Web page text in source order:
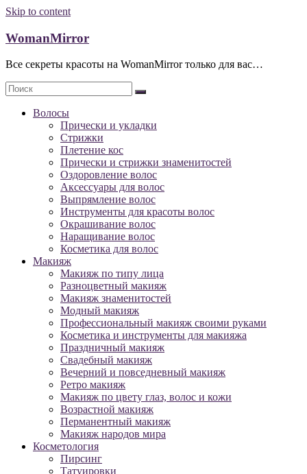
Skip to content
WomanMirror
Все секреты красоты на WomanMirror только для вас…
Волосы
Прически и укладки
Стрижки
Плетение кос
Прически и стрижки знаменитостей
Оздоровление волос
Аксессуары для волос
Выпрямление волос
Инструменты для красоты волос
Окрашивание волос
Наращивание волос
Косметика для волос
Макияж
Макияж по типу лица
Разноцветный макияж
Макияж знаменитостей
Модный макияж
Профессиональный макияж своими руками
Косметика и инструменты для макияжа
Праздничный макияж
Свадебный макияж
Вечерний и повседневный макияж
Ретро макияж
Макияж по цвету глаз, волос и кожи
Возрастной макияж
Перманентный макияж
Макияж народов мира
Косметология
Пирсинг
Татуировки